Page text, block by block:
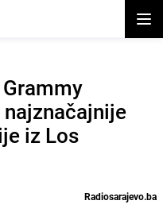
iz Los
Radiosarajevo.ba